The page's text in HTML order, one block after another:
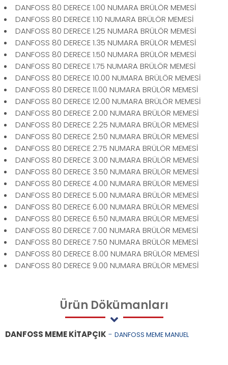
DANFOSS 80 DERECE 1.00 NUMARA BRÜLÖR MEMESİ
DANFOSS 80 DERECE 1.10 NUMARA BRÜLÖR MEMESİ
DANFOSS 80 DERECE 1.25 NUMARA BRÜLÖR MEMESİ
DANFOSS 80 DERECE 1.35 NUMARA BRÜLÖR MEMESİ
DANFOSS 80 DERECE 1.50 NUMARA BRÜLÖR MEMESİ
DANFOSS 80 DERECE 1.75 NUMARA BRÜLÖR MEMESİ
DANFOSS 80 DERECE 10.00 NUMARA BRÜLÖR MEMESİ
DANFOSS 80 DERECE 11.00 NUMARA BRÜLÖR MEMESİ
DANFOSS 80 DERECE 12.00 NUMARA BRÜLÖR MEMESİ
DANFOSS 80 DERECE 2.00 NUMARA BRÜLÖR MEMESİ
DANFOSS 80 DERECE 2.25 NUMARA BRÜLÖR MEMESİ
DANFOSS 80 DERECE 2.50 NUMARA BRÜLÖR MEMESİ
DANFOSS 80 DERECE 2.75 NUMARA BRÜLÖR MEMESİ
DANFOSS 80 DERECE 3.00 NUMARA BRÜLÖR MEMESİ
DANFOSS 80 DERECE 3.50 NUMARA BRÜLÖR MEMESİ
DANFOSS 80 DERECE 4.00 NUMARA BRÜLÖR MEMESİ
DANFOSS 80 DERECE 5.00 NUMARA BRÜLÖR MEMESİ
DANFOSS 80 DERECE 6.00 NUMARA BRÜLÖR MEMESİ
DANFOSS 80 DERECE 6.50 NUMARA BRÜLÖR MEMESİ
DANFOSS 80 DERECE 7.00 NUMARA BRÜLÖR MEMESİ
DANFOSS 80 DERECE 7.50 NUMARA BRÜLÖR MEMESİ
DANFOSS 80 DERECE 8.00 NUMARA BRÜLÖR MEMESİ
DANFOSS 80 DERECE 9.00 NUMARA BRÜLÖR MEMESİ
Ürün Dökümanları
DANFOSS MEME KİTAPÇIK - DANFOSS MEME MANUEL